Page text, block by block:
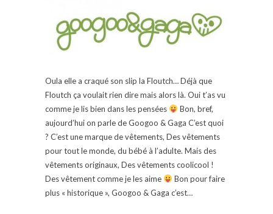
Oula elle a craqué son slip la Floutch… Déjà que
Floutch ça voulait rien dire mais alors là. Oui t’as vu
comme je lis bien dans les pensées
Bon, bref,
aujourd’hui on parle de Googoo & Gaga C’est quoi
? C’est une marque de vêtements, Des vêtements
pour tout le monde, du bébé à l’adulte. Mais des
vêtements originaux, Des vêtements coolicool !
Des vêtement comme je les aime
Bon pour faire
plus « historique », Googoo & Gaga c’est…